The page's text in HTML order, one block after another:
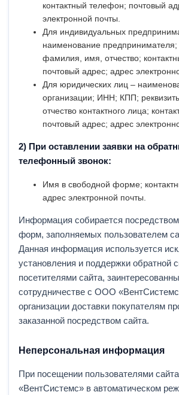
контактный телефон; почтовый
электронной почты.
Для индивидуальных
наименование
фамилия, имя, отчество;
почтовый адрес; адрес
Для юридических лиц –
организации; ИНН; КПП;
отчество контактного лица;
почтовый адрес; адрес
2) При оставлении заявки на
телефонный звонок:
Имя в свободной форме;
адрес электронной почты.
Информация собирается
форм, заполняемых пользователем
Данная информация используется
установления и поддержки обратной
посетителями сайта,
сотрудничестве с ООО
организации доставки покупателям
заказанной посредством сайта.
Неперсональная информация
При посещении пользователями
«ВентСистемс» в автоматическом